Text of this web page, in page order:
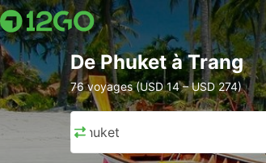
De Phuket à Trang
76 voyages (USD 14 – USD 274)
Phuket